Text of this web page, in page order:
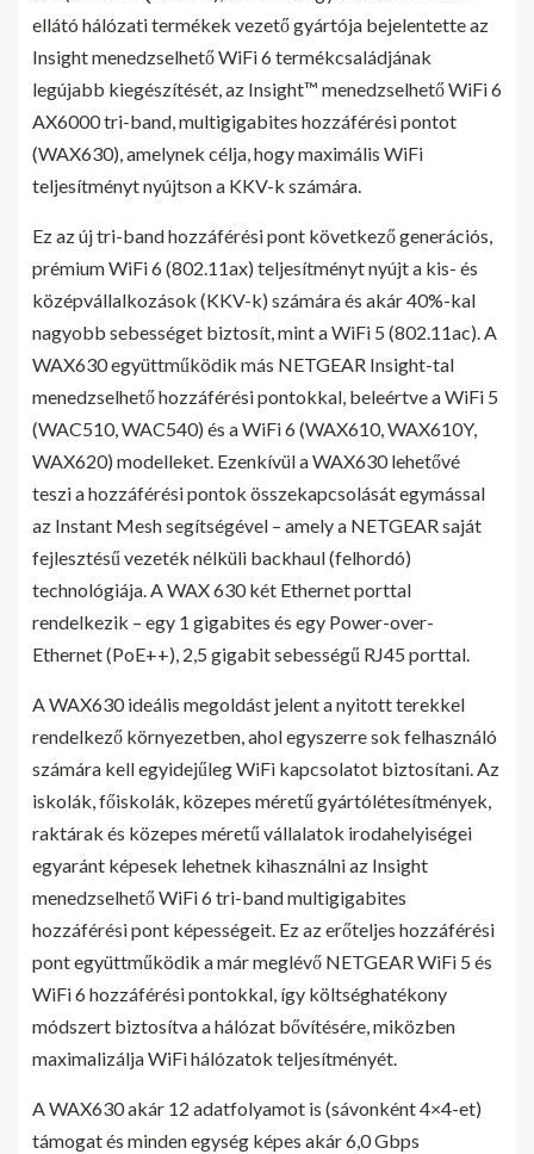
ellátó hálózati termékek vezető gyártója bejelentette az
Insight menedzselhető WiFi 6 termékcsaládjának
legújabb kiegészítését, az Insight™ menedzselhető WiFi 6
AX6000 tri-band, multigigabites hozzáférési pontot
(WAX630), amelynek célja, hogy maximális WiFi
teljesítményt nyújtson a KKV-k számára.
Ez az új tri-band hozzáférési pont következő generációs,
prémium WiFi 6 (802.11ax) teljesítményt nyújt a kis- és
középvállalkozások (KKV-k) számára és akár 40%-kal
nagyobb sebességet biztosít, mint a WiFi 5 (802.11ac). A
WAX630 együttműködik más NETGEAR Insight-tal
menedzselhető hozzáférési pontokkal, beleértve a WiFi 5
(WAC510, WAC540) és a WiFi 6 (WAX610, WAX610Y,
WAX620) modelleket. Ezenkívül a WAX630 lehetővé
teszi a hozzáférési pontok összekapcsolását egymással
az Instant Mesh segítségével – amely a NETGEAR saját
fejlesztésű vezeték nélküli backhaul (felhordó)
technológiája. A WAX 630 két Ethernet porttal
rendelkezik – egy 1 gigabites és egy Power-over-
Ethernet (PoE++), 2,5 gigabit sebességű RJ45 porttal.
A WAX630 ideális megoldást jelent a nyitott terekkel
rendelkező környezetben, ahol egyszerre sok felhasználó
számára kell egyidejűleg WiFi kapcsolatot biztosítani. Az
iskolák, főiskolák, közepes méretű gyártólétesítmények,
raktárak és közepes méretű vállalatok irodahelyiségei
egyaránt képesek lehetnek kihasználni az Insight
menedzselhető WiFi 6 tri-band multigigabites
hozzáférési pont képességeit. Ez az erőteljes hozzáférési
pont együttműködik a már meglévő NETGEAR WiFi 5 és
WiFi 6 hozzáférési pontokkal, így költséghatékony
módszert biztosítva a hálózat bővítésére, miközben
maximalizálja WiFi hálózatok teljesítményét.
A WAX630 akár 12 adatfolyamot is (sávonként 4×4-et)
támogat és minden egység képes akár 6,0 Gbps